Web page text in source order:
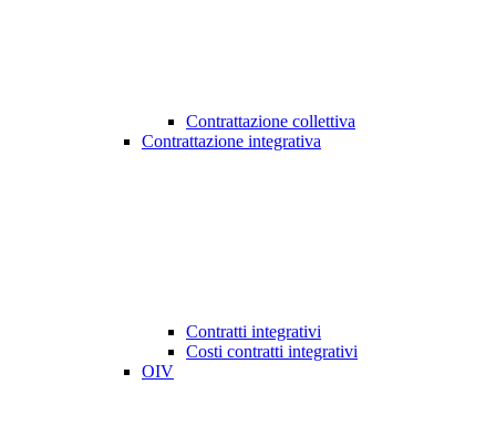
Contrattazione collettiva
Contrattazione integrativa
Contratti integrativi
Costi contratti integrativi
OIV